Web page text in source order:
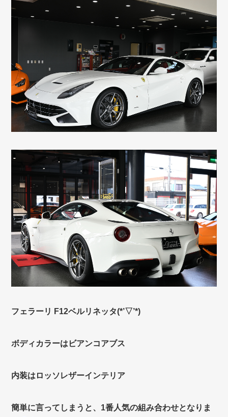
フェラーリ F12ベルリネッタ(*’▽’*)
ボディカラーはビアンコアブス
内装はロッソレザーインテリア
簡単に言ってしまうと、1番人気の組み合わせとなりま